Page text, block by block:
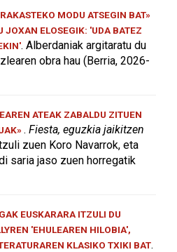
MODU ATSEGIN BAT»
JOXAN ELOSEGIK: 'UDA BATEZ
. Alberdaniak argitaratu du
obra hau (Berria, 2026-
ATEAK ZABALDU ZITUEN
. Fiesta, eguzkia jaikitzen
zuen Koro Navarrok, eta
saria jaso zuen horregatik
EUSKARARA ITZULI DU
'EHULEAREN HILOBIA',
KLASIKO TXIKI BAT.